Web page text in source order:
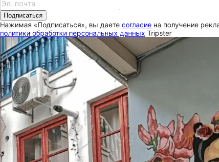
Подписаться
Нажимая «Подписаться», вы даете согласие на получение
политики обработки персональных данных Tripster